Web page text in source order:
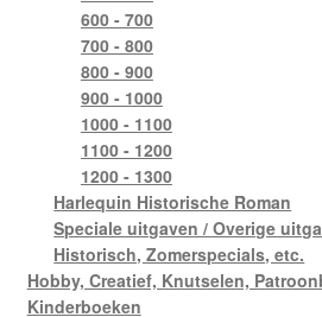
600 - 700
700 - 800
800 - 900
900 - 1000
1000 - 1100
1100 - 1200
1200 - 1300
Harlequin Historische Roman
Speciale uitgaven / Overige
Historisch, Zomerspecials, etc.
Hobby, Creatief, Knutselen,
Kinderboeken